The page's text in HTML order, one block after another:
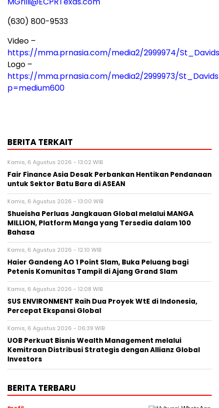
(630) 800-9533
Video –
https://mma.prnasia.com/media2/2999974/
Logo –
https://mma.prnasia.com/media2/2999973/
p=medium600
BERITA TERKAIT
Kamis, 6 Agustus 2026 - 13:02 WIB
Fair Finance Asia Desak Perbankan Hentikan Pendanaan
untuk Sektor Batu Bara di ASEAN
Kamis, 6 Agustus 2026 - 13:00 WIB
Shueisha Perluas Jangkauan Global melalui MANGA
MILLION, Platform Manga yang Tersedia dalam 100
Bahasa
Kamis, 6 Agustus 2026 - 12:10 WIB
Haier Gandeng AO 1 Point Slam, Buka Peluang bagi
Petenis Komunitas Tampil di Ajang Grand Slam
Kamis, 6 Agustus 2026 - 12:08 WIB
SUS ENVIRONMENT Raih Dua Proyek WtE di Indonesia,
Percepat Ekspansi Global
Kamis, 6 Agustus 2026 - 06:39 WIB
UOB Perkuat Bisnis Wealth Management melalui
Kemitraan Distribusi Strategis dengan Allianz Global
Investors
BERITA TERBARU